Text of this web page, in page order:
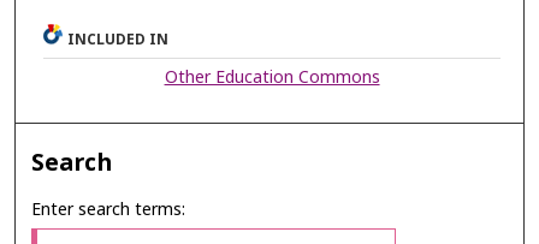
INCLUDED IN
Other Education Commons
Search
Enter search terms: